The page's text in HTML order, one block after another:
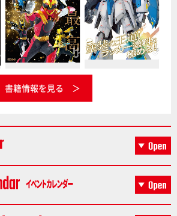
書籍情報を見る